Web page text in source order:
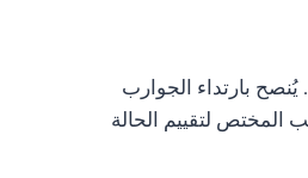
بارتداء الجوارب
المختص لتقييم الحالة